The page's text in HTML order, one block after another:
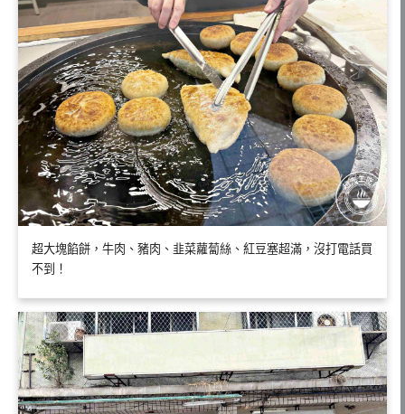
超大塊餡餅，牛肉、豬肉、韭菜蘿蔔絲、紅豆塞超滿，沒打電話買
不到！